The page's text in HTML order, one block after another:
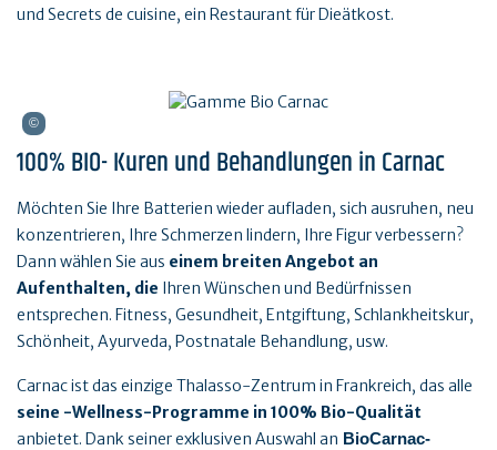
und Secrets de cuisine, ein Restaurant für Dieätkost.
100% BIO- Kuren und Behandlungen in Carnac
Möchten Sie Ihre Batterien wieder aufladen, sich ausruhen, neu
konzentrieren, Ihre Schmerzen lindern, Ihre Figur verbessern?
Dann wählen Sie aus einem breiten Angebot an
Aufenthalten, die Ihren Wünschen und Bedürfnissen
entsprechen. Fitness, Gesundheit, Entgiftung, Schlankheitskur,
Schönheit, Ayurveda, Postnatale Behandlung, usw.
Carnac ist das einzige Thalasso-Zentrum in Frankreich, das alle
seine -Wellness-Programme in 100% Bio-Qualität
anbietet. Dank seiner exklusiven Auswahl an BioCarnac-